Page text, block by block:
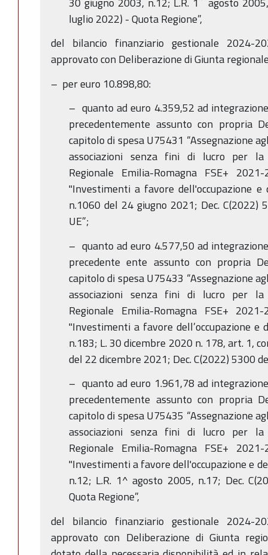
luglio 2022) - Quota Regione”,
del bilancio finanziario gestionale 2024-
approvato con Deliberazione di Giunta
– per euro 10.898,80:
– quanto ad euro 4.359,52 ad
precedentemente assunto con propria
capitolo di spesa U75431 “Assegnazione
associazioni senza fini di lucro per la
Regionale Emilia-Romagna FSE+
"Investimenti a favore dell'occupazione e
n.1060 del 24 giugno 2021; Dec.
UE”;
– quanto ad euro 4.577,50 ad
precedente ente assunto con propria
capitolo di spesa U75433 “Assegnazione
associazioni senza fini di lucro per la
Regionale Emilia-Romagna FSE+
"Investimenti a favore dell’occupazione e
n.183; L. 30 dicembre 2020 n. 178, art. 1,
del 22 dicembre 2021; Dec. C(2022) 5300
– quanto ad euro 1.961,78 ad
precedentemente assunto con propria
capitolo di spesa U75435 “Assegnazione
associazioni senza fini di lucro per la
Regionale Emilia-Romagna FSE+
"Investimenti a favore dell'occupazione e
n.12; L.R. 1^ agosto 2005, n.17; Dec.
Quota Regione”,
del bilancio finanziario gestionale 2024-
approvato con Deliberazione di Giunta